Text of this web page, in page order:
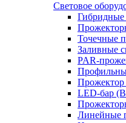
Световое
Гибридные
Точечные
Заливные
PAR-
Прожектор
LED-бар
Линейные